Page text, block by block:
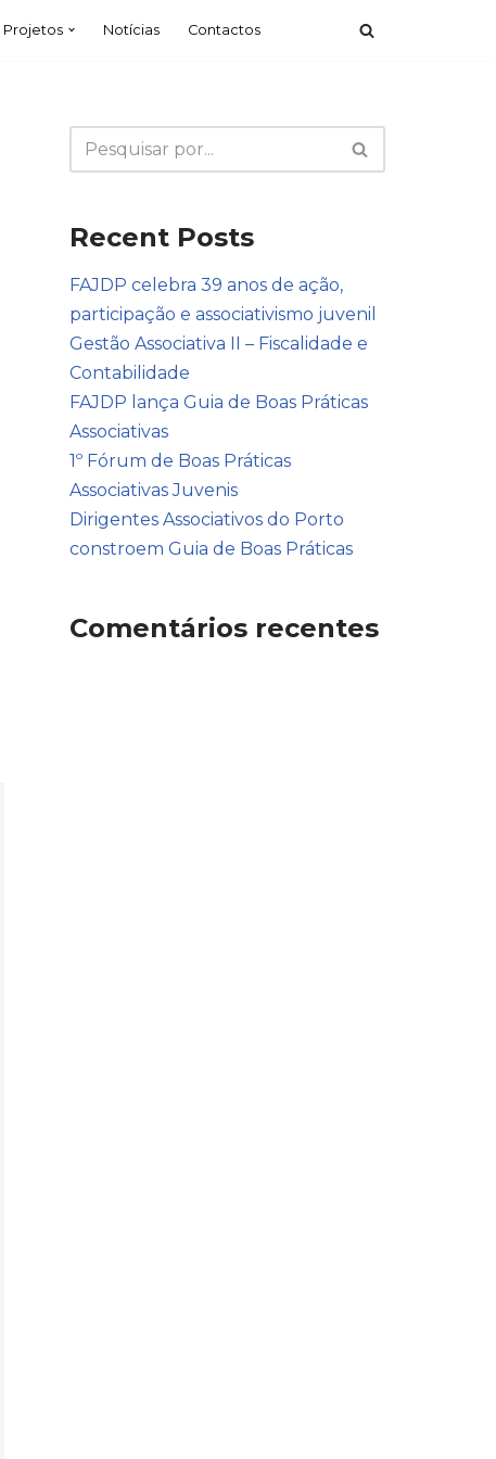
Projetos Notícias Contactos
Recent Posts
FAJDP celebra 39 anos de ação,
participação e associativismo juvenil
Gestão Associativa II – Fiscalidade e
Contabilidade
FAJDP lança Guia de Boas Práticas
Associativas
1º Fórum de Boas Práticas
Associativas Juvenis
Dirigentes Associativos do Porto
constroem Guia de Boas Práticas
Comentários recentes